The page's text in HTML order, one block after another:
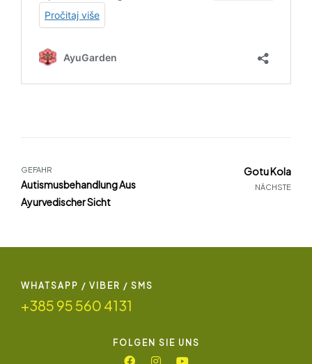
GEFAHR
Autismusbehandlung Aus
Ayurvedischer Sicht
NÄCHSTE
Gotu Kola
WHATSAPP / VIBER / SMS
+385 95 560 4131
FOLGEN SIE UNS